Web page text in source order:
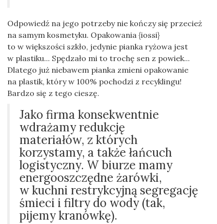
Odpowiedź na jego potrzeby nie kończy się przecież
na samym kosmetyku. Opakowania {iossi}
to w większości szkło, jedynie pianka ryżowa jest
w plastiku... Spędzało mi to trochę sen z powiek...
Dlatego już niebawem pianka zmieni opakowanie
na plastik, który w 100% pochodzi z recyklingu!
Bardzo się z tego cieszę.
Jako firma konsekwentnie
wdrażamy redukcję
materiałów, z których
korzystamy, a także łańcuch
logistyczny. W biurze mamy
energooszczędne żarówki,
w kuchni restrykcyjną segregację
śmieci i filtry do wody (tak,
pijemy kranówkę).